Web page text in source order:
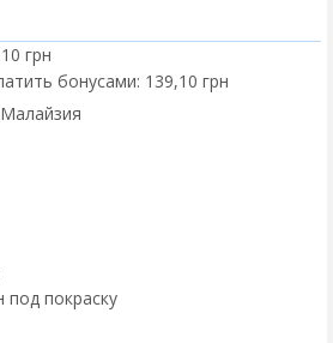
грн
бонусами: 139,10 грн
Малайзия
под покраску